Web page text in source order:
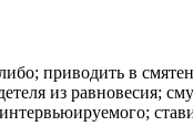
приводить в
из равновесия;